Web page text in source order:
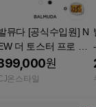
뮤다 [공식수입원] N
토스터 프로 화
트/블랙 K11B-SE *살
만더트레이 선물*
원
온스타일